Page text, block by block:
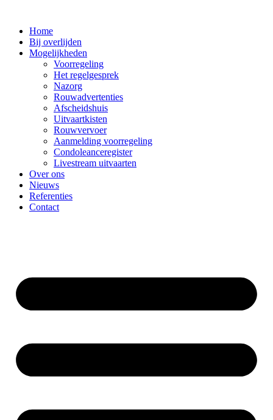
inhoud
Home
Bij overlijden
Mogelijkheden
Voorregeling
Het regelgesprek
Nazorg
Rouwadvertenties
Afscheidshuis
Uitvaartkisten
Rouwvervoer
Aanmelding voorregeling
Condoleanceregister
Livestream uitvaarten
Over ons
Nieuws
Referenties
Contact